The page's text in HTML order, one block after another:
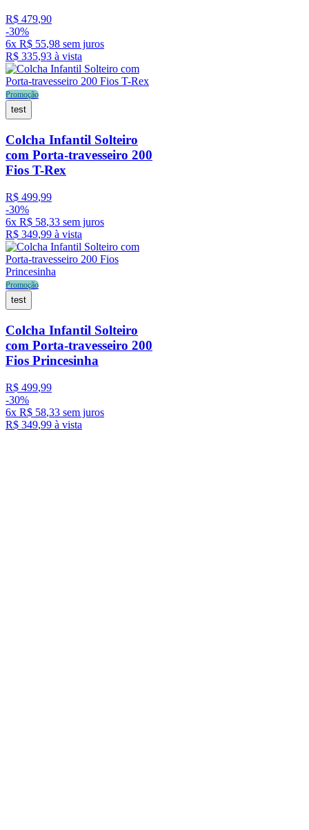
R$ 479,90
-30%
6x R$ 55,98 sem juros
R$ 335,93 à vista
Promoção
test
Colcha Infantil Solteiro
com Porta-travesseiro 200
Fios T-Rex
R$ 499,99
-30%
6x R$ 58,33 sem juros
R$ 349,99 à vista
Promoção
test
Colcha Infantil Solteiro
com Porta-travesseiro 200
Fios Princesinha
R$ 499,99
-30%
6x R$ 58,33 sem juros
R$ 349,99 à vista